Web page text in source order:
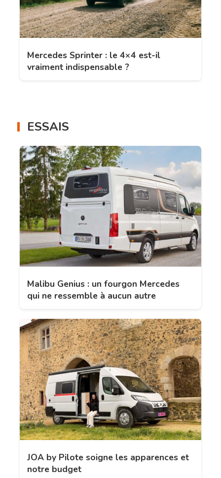
Mercedes Sprinter : le 4×4 est-il
vraiment indispensable ?
ESSAIS
Malibu Genius : un fourgon Mercedes
qui ne ressemble à aucun autre
JOA by Pilote soigne les apparences et
notre budget